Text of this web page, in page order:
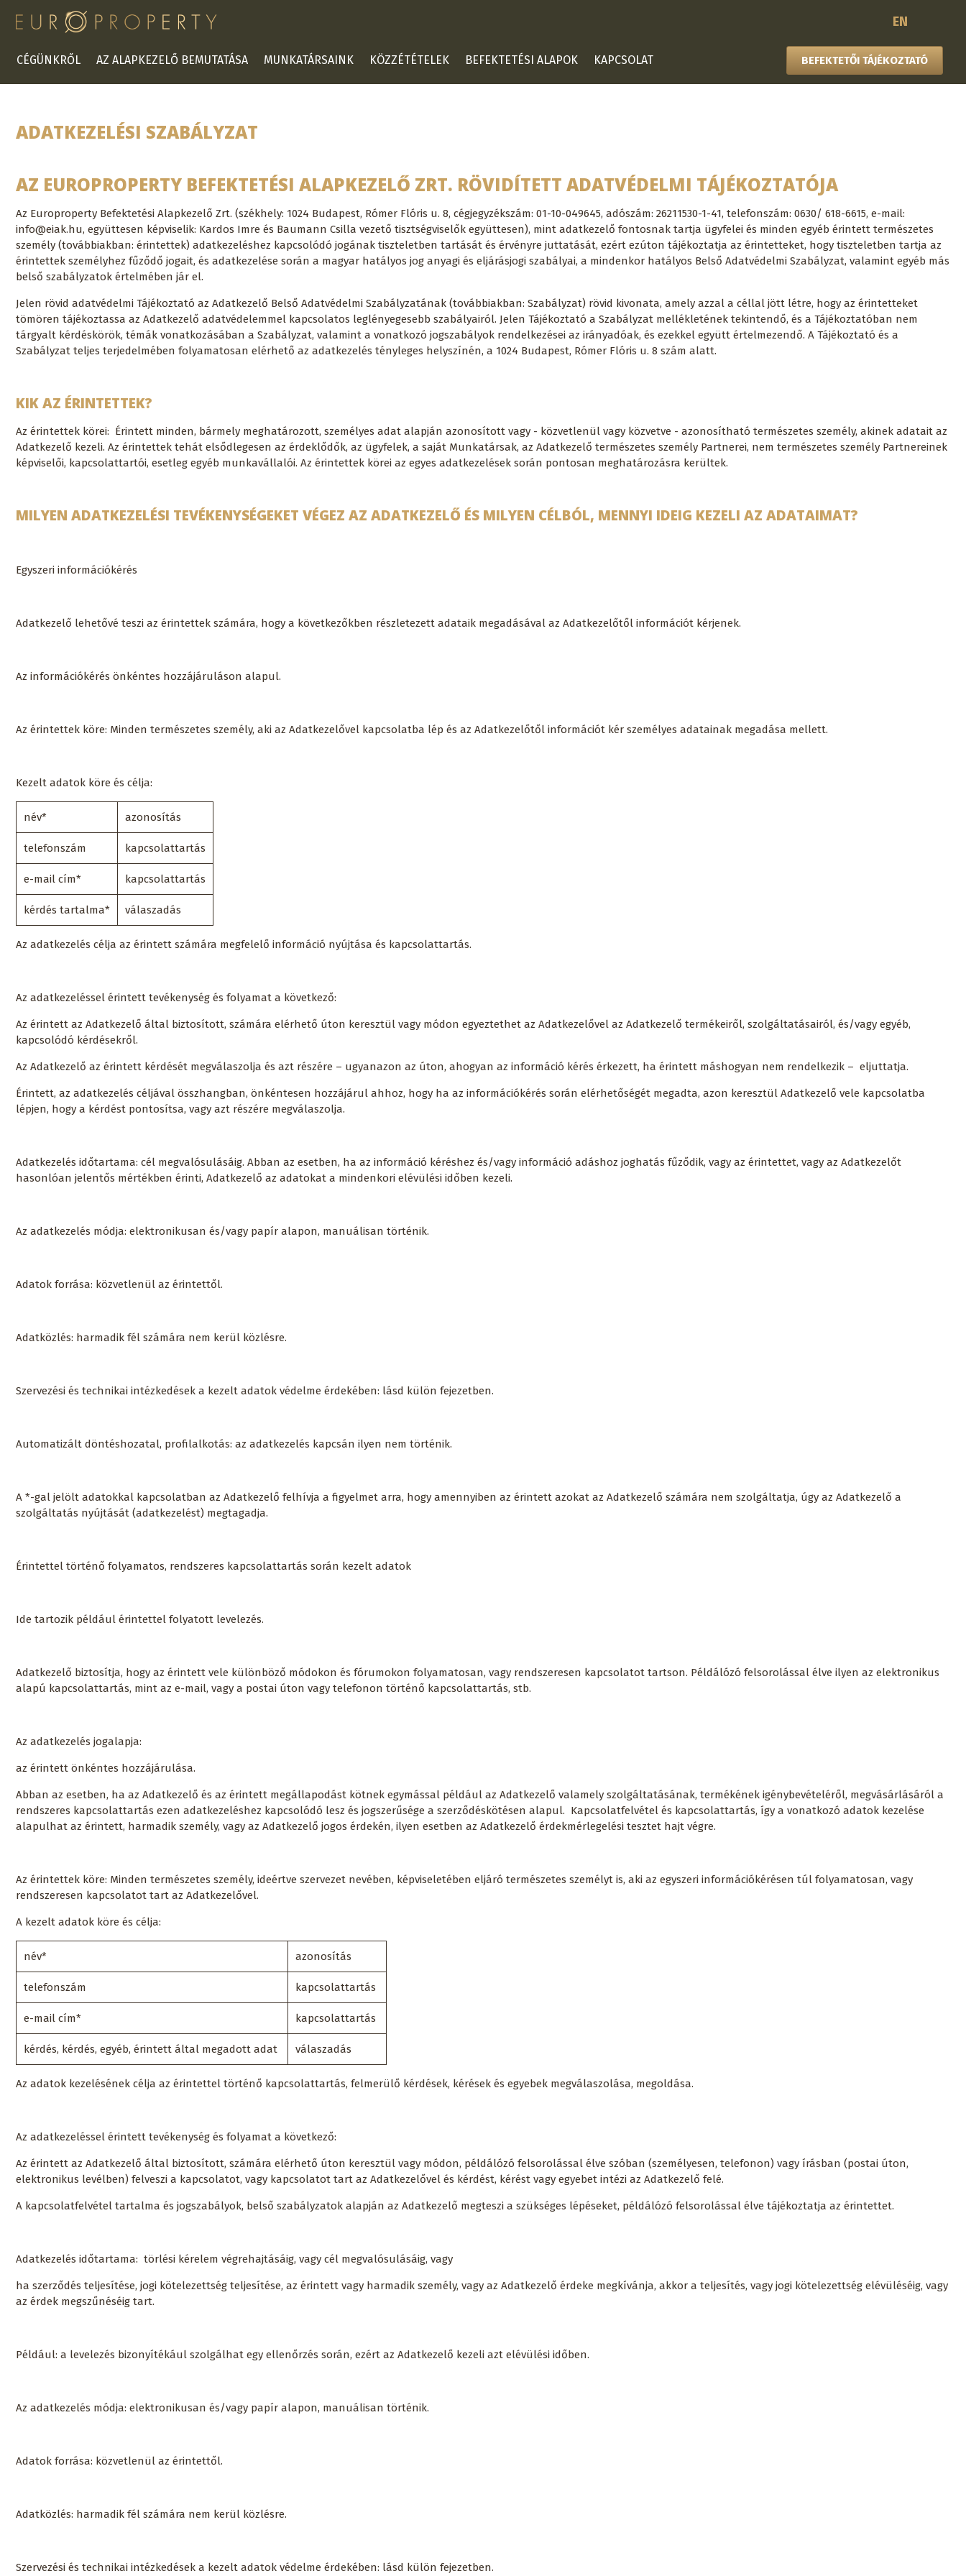
EN
CÉGÜNKRŐL AZ ALAPKEZELŐ BEMUTATÁSA MUNKATÁRSAINK KÖZZÉTÉTELEK BEFEKTETÉSI ALAPOK KAPCSOLAT BEFEKTETŐI TÁJÉKOZTATÓ
ADATKEZELÉSI SZABÁLYZAT
AZ EUROPROPERTY BEFEKTETÉSI ALAPKEZELŐ ZRT. RÖVIDÍTETT ADATVÉDELMI TÁJÉKOZTATÓJA
Az Europroperty Befektetési Alapkezelő Zrt. (székhely: 1024 Budapest, Rómer Flóris u. 8, cégjegyzékszám: 01-10-049645, adószám: 26211530-1-41, telefonszám: 0630/ 618-6615, e-mail:
info@eiak.hu, együttesen képviselik: Kardos Imre és Baumann Csilla vezető tisztségviselők együttesen), mint adatkezelő fontosnak tartja ügyfelei és minden egyéb érintett természetes
személy (továbbiakban: érintettek) adatkezeléshez kapcsolódó jogának tiszteletben tartását és érvényre juttatását, ezért ezúton tájékoztatja az érintetteket, hogy tiszteletben tartja az
érintettek személyhez fűződő jogait, és adatkezelése során a magyar hatályos jog anyagi és eljárásjogi szabályai, a mindenkor hatályos Belső Adatvédelmi Szabályzat, valamint egyéb más
belső szabályzatok értelmében jár el.
Jelen rövid adatvédelmi Tájékoztató az Adatkezelő Belső Adatvédelmi Szabályzatának (továbbiakban: Szabályzat) rövid kivonata, amely azzal a céllal jött létre, hogy az érintetteket
tömören tájékoztassa az Adatkezelő adatvédelemmel kapcsolatos leglényegesebb szabályairól. Jelen Tájékoztató a Szabályzat mellékletének tekintendő, és a Tájékoztatóban nem
tárgyalt kérdéskörök, témák vonatkozásában a Szabályzat, valamint a vonatkozó jogszabályok rendelkezései az irányadóak, és ezekkel együtt értelmezendő. A Tájékoztató és a
Szabályzat teljes terjedelmében folyamatosan elérhető az adatkezelés tényleges helyszínén, a 1024 Budapest, Rómer Flóris u. 8 szám alatt.
KIK AZ ÉRINTETTEK?
Az érintettek körei: Érintett minden, bármely meghatározott, személyes adat alapján azonosított vagy - közvetlenül vagy közvetve - azonosítható természetes személy, akinek adatait az
Adatkezelő kezeli. Az érintettek tehát elsődlegesen az érdeklődők, az ügyfelek, a saját Munkatársak, az Adatkezelő természetes személy Partnerei, nem természetes személy Partnereinek
képviselői, kapcsolattartói, esetleg egyéb munkavállalói. Az érintettek körei az egyes adatkezelések során pontosan meghatározásra kerültek.
MILYEN ADATKEZELÉSI TEVÉKENYSÉGEKET VÉGEZ AZ ADATKEZELŐ ÉS MILYEN CÉLBÓL, MENNYI IDEIG KEZELI AZ ADATAIMAT?
Egyszeri információkérés
Adatkezelő lehetővé teszi az érintettek számára, hogy a következőkben részletezett adataik megadásával az Adatkezelőtől információt kérjenek.
Az információkérés önkéntes hozzájáruláson alapul.
Az érintettek köre: Minden természetes személy, aki az Adatkezelővel kapcsolatba lép és az Adatkezelőtől információt kér személyes adatainak megadása mellett.
Kezelt adatok köre és célja:
név* azonosítás
telefonszám kapcsolattartás
e-mail cím* kapcsolattartás
kérdés tartalma* válaszadás
Az adatkezelés célja az érintett számára megfelelő információ nyújtása és kapcsolattartás.
Az adatkezeléssel érintett tevékenység és folyamat a következő:
Az érintett az Adatkezelő által biztosított, számára elérhető úton keresztül vagy módon egyeztethet az Adatkezelővel az Adatkezelő termékeiről, szolgáltatásairól, és/vagy egyéb,
kapcsolódó kérdésekről.
Az Adatkezelő az érintett kérdését megválaszolja és azt részére – ugyanazon az úton, ahogyan az információ kérés érkezett, ha érintett máshogyan nem rendelkezik – eljuttatja.
Érintett, az adatkezelés céljával összhangban, önkéntesen hozzájárul ahhoz, hogy ha az információkérés során elérhetőségét megadta, azon keresztül Adatkezelő vele kapcsolatba
lépjen, hogy a kérdést pontosítsa, vagy azt részére megválaszolja.
Adatkezelés időtartama: cél megvalósulásáig. Abban az esetben, ha az információ kéréshez és/vagy információ adáshoz joghatás fűződik, vagy az érintettet, vagy az Adatkezelőt
hasonlóan jelentős mértékben érinti, Adatkezelő az adatokat a mindenkori elévülési időben kezeli.
Az adatkezelés módja: elektronikusan és/vagy papír alapon, manuálisan történik.
Adatok forrása: közvetlenül az érintettől.
Adatközlés: harmadik fél számára nem kerül közlésre.
Szervezési és technikai intézkedések a kezelt adatok védelme érdekében: lásd külön fejezetben.
Automatizált döntéshozatal, profilalkotás: az adatkezelés kapcsán ilyen nem történik.
A *-gal jelölt adatokkal kapcsolatban az Adatkezelő felhívja a figyelmet arra, hogy amennyiben az érintett azokat az Adatkezelő számára nem szolgáltatja, úgy az Adatkezelő a
szolgáltatás nyújtását (adatkezelést) megtagadja.
Érintettel történő folyamatos, rendszeres kapcsolattartás során kezelt adatok
Ide tartozik például érintettel folyatott levelezés.
Adatkezelő biztosítja, hogy az érintett vele különböző módokon és fórumokon folyamatosan, vagy rendszeresen kapcsolatot tartson. Példálózó felsorolással élve ilyen az elektronikus
alapú kapcsolattartás, mint az e-mail, vagy a postai úton vagy telefonon történő kapcsolattartás, stb.
Az adatkezelés jogalapja:
az érintett önkéntes hozzájárulása.
Abban az esetben, ha az Adatkezelő és az érintett megállapodást kötnek egymással például az Adatkezelő valamely szolgáltatásának, termékének igénybevételéről, megvásárlásáról a
rendszeres kapcsolattartás ezen adatkezeléshez kapcsolódó lesz és jogszerűsége a szerződéskötésen alapul. Kapcsolatfelvétel és kapcsolattartás, így a vonatkozó adatok kezelése
alapulhat az érintett, harmadik személy, vagy az Adatkezelő jogos érdekén, ilyen esetben az Adatkezelő érdekmérlegelési tesztet hajt végre.
Az érintettek köre: Minden természetes személy, ideértve szervezet nevében, képviseletében eljáró természetes személyt is, aki az egyszeri információkérésen túl folyamatosan, vagy
rendszeresen kapcsolatot tart az Adatkezelővel.
A kezelt adatok köre és célja:
név* azonosítás
telefonszám kapcsolattartás
e-mail cím* kapcsolattartás
kérdés, kérdés, egyéb, érintett által megadott adat válaszadás
Az adatok kezelésének célja az érintettel történő kapcsolattartás, felmerülő kérdések, kérések és egyebek megválaszolása, megoldása.
Az adatkezeléssel érintett tevékenység és folyamat a következő:
Az érintett az Adatkezelő által biztosított, számára elérhető úton keresztül vagy módon, példálózó felsorolással élve szóban (személyesen, telefonon) vagy írásban (postai úton,
elektronikus levélben) felveszi a kapcsolatot, vagy kapcsolatot tart az Adatkezelővel és kérdést, kérést vagy egyebet intézi az Adatkezelő felé.
A kapcsolatfelvétel tartalma és jogszabályok, belső szabályzatok alapján az Adatkezelő megteszi a szükséges lépéseket, példálózó felsorolással élve tájékoztatja az érintettet.
Adatkezelés időtartama: törlési kérelem végrehajtásáig, vagy cél megvalósulásáig, vagy
ha szerződés teljesítése, jogi kötelezettség teljesítése, az érintett vagy harmadik személy, vagy az Adatkezelő érdeke megkívánja, akkor a teljesítés, vagy jogi kötelezettség elévüléséig, vagy
az érdek megszűnéséig tart.
Például: a levelezés bizonyítékául szolgálhat egy ellenőrzés során, ezért az Adatkezelő kezeli azt elévülési időben.
Az adatkezelés módja: elektronikusan és/vagy papír alapon, manuálisan történik.
Adatok forrása: közvetlenül az érintettől.
Adatközlés: harmadik fél számára nem kerül közlésre.
Szervezési és technikai intézkedések a kezelt adatok védelme érdekében: lásd külön fejezetben.